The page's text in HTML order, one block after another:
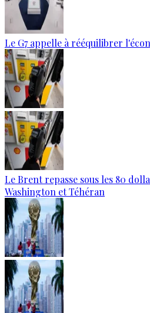
Le G7 appelle à rééquilibrer
Le Brent repasse sous les 80
Washington et Téhéran